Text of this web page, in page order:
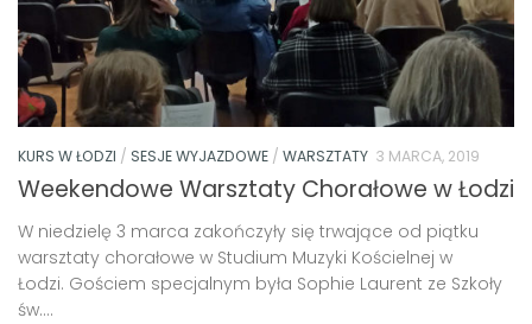
KURS W ŁODZI / SESJE WYJAZDOWE / WARSZTATY 3 MARCA, 2019
Weekendowe Warsztaty Chorałowe w Łodzi
W niedzielę 3 marca zakończyły się trwające od piątku
warsztaty chorałowe w Studium Muzyki Kościelnej w
Łodzi. Gościem specjalnym była Sophie Laurent ze Szkoły
św....